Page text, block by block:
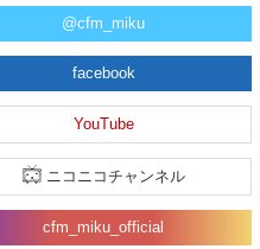
@cfm_miku
facebook
YouTube
ニコニコチャンネル
cfm_miku_official